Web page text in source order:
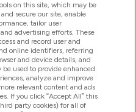
1022962), trading as
Appointed Representative of
(FRN: 311908) who are
Conduct Authority as
on this site, which may be
secure our site, enable
tailor user
advertising efforts. These
and record user and
online identifiers, referring
and device details, and
used to provide enhanced
analyze and improve
relevant content and ads
If you click “Accept All” this
party cookies) for all of